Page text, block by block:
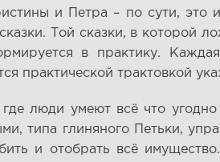
и Петра – по сути, это
Той сказки, в которой
в практику.
практической трактовкой
люди умеют всё что
типа глиняного Петьки,
и отобрать всё